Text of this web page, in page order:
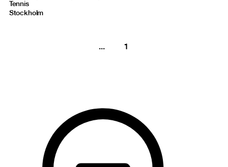
Tennis
Stockholm
... 1